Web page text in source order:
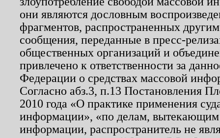
они являются дословным
фрагментов, распространенных
сообщения, переданные в пресс-
общественных организаций и
привлечено к ответственности за
Федерации о средствах массовой
Согласно абз.3, п.13 Постановления
2010 года «О практике применения
информации», «по делам, вытекающим
информации, распространитель не